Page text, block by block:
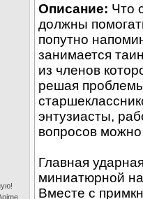
Описание: Что
должны
попутно
занимается
из членов
решая
энтузиасты,
вопросов
Главная
миниатюрной
Вместе с